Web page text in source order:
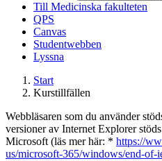
Till Medicinska fakulteten
QPS
Canvas
Studentwebben
Lyssna
Start
Kurstillfällen
Webbläsaren som du använder
versioner av Internet Explorer
Microsoft (läs mer här: * https://
us/microsoft-365/windows/end-of-